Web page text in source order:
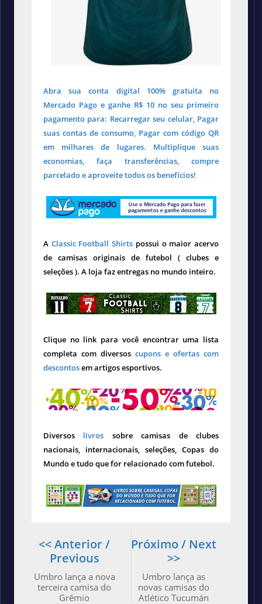
Abra sua conta digital 100% gratuita no
Mercado Pago e ganhe R$ 10 no seu primeiro
pagamento para: Recarregar seu celular, Pagar
suas contas de consumo, Pagar com código QR
em milhares de lugares. Multiplique suas
economias, faça transferências, compre
parcelado e aproveite todos os benefícios!
A Classic Football Shirts possui o maior acervo
de camisas originais de futebol ( clubes e
seleções ). A loja faz entregas no mundo inteiro.
Clique no link para você encontrar uma lista
completa com diversos cupons e ofertas com
descontosem artigos esportivos.
Diversos livros sobre camisas de clubes
nacionais, internacionais, seleções, Copas do
Mundo e tudo que for relacionado com futebol.
Próximo / Next
>>
Umbro lança as
novas camisas do
Atlético Tucumán
<< Anterior /
Previous
Umbro lança a nova
terceira camisa do
Grêmio